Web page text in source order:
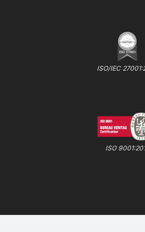
ISO/IEC
ISO